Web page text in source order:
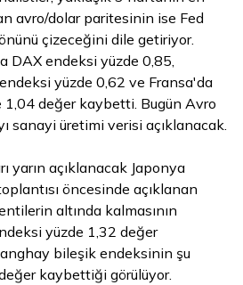
avro/dolar paritesinin ise Fed
çizeceğini dile getiriyor.
DAX endeksi yüzde 0,85,
yüzde 0,62 ve Fransa'da
değer kaybetti. Bugün Avro
sanayi üretimi verisi açıklanacak.
yarın açıklanacak Japonya
öncesinde açıklanan
altında kalmasının
yüzde 1,32 değer
bileşik endeksinin şu
kaybettiği görülüyor.